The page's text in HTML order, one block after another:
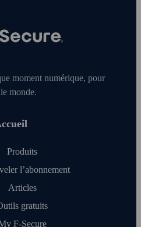
moment numérique, pour
monde.
Produits
l’abonnement
Articles
gratuits
F‑Secure